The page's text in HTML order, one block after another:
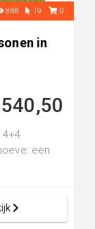
888 19 0
in
een